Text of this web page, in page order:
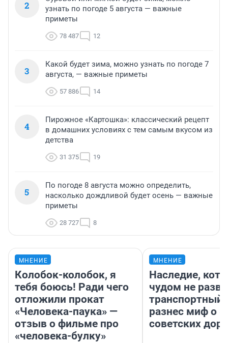
2
узнать по погоде 5 августа — важные
приметы
78 487 12
3
Какой будет зима, можно узнать по погоде 7
августа, — важные приметы
57 886 14
4
Пирожное «Картошка»: классический рецепт
в домашних условиях с тем самым вкусом из
детства
31 375 19
5
По погоде 8 августа можно определить,
насколько дождливой будет осень — важные
приметы
28 727 8
МНЕНИЕ
Колобок-колобок, я
тебя боюсь! Ради чего
отложили прокат
«Человека-паука» —
отзыв о фильме про
«человека-булку»
МНЕНИЕ
Наследие,
чудом не
транспортный
разнес миф о
советских